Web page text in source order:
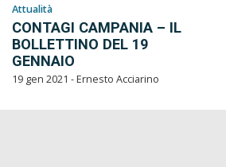
Attualità
CONTAGI CAMPANIA – IL
BOLLETTINO DEL 19
GENNAIO
19 gen 2021 - Ernesto Acciarino